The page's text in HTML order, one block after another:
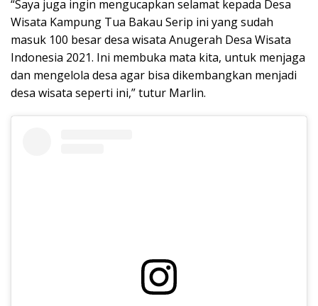
“Saya juga ingin mengucapkan selamat kepada Desa
Wisata Kampung Tua Bakau Serip ini yang sudah
masuk 100 besar desa wisata Anugerah Desa Wisata
Indonesia 2021. Ini membuka mata kita, untuk menjaga
dan mengelola desa agar bisa dikembangkan menjadi
desa wisata seperti ini,” tutur Marlin.